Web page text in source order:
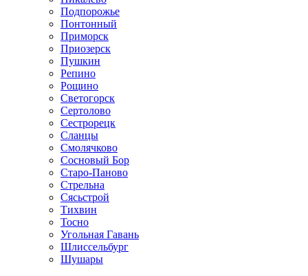
Подпорожье
Понтонный
Приморск
Приозерск
Пушкин
Репино
Рощино
Светогорск
Сертолово
Сестрорецк
Сланцы
Смолячково
Сосновый Бор
Старо-Паново
Стрельна
Сясьстрой
Тихвин
Тосно
Угольная Гавань
Шлиссельбург
Шушары